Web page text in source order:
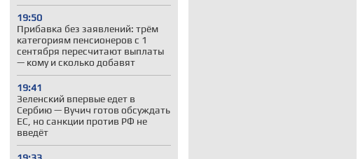
19:50
Прибавка без заявлений: трём
категориям пенсионеров с 1
сентября пересчитают выплаты
— кому и сколько добавят
19:41
Зеленский впервые едет в
Сербию — Вучич готов обсуждать
ЕС, но санкции против РФ не
введёт